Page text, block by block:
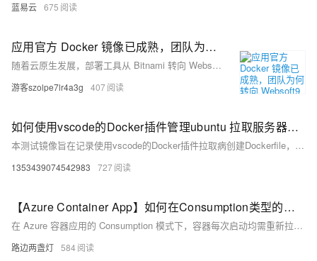
蓝易云 675
应用官方 Docker 镜像已成熟，团队为何转向 Websoft9 而不再依赖 Bitnami
随着云原生发展，部署工具从 Bitnami 转向 Websoft9。后者基于官方镜像，提供多应用编排与统一运维，提升部署效率与维护能力，适合多系统协同场景。
游客szolpe7lr4a3g 407
如何使用vscode的Docker插件管理ubuntu 拉取服务器的镜像以及创建容器
本测试镜像旨在记录使用vscode的Docker插件拉取病创建Dockerfile，以及拉取镜像。
1353439074542983 727
【Azure Container App】如何在Consumption类型的容器应用环境中缓存Docker镜像
在 Azure 容器应用的 Consumption 模式下，容器每次启动均需重新拉取镜像，导致冷启动延迟。本文分析该机制，并提出优化方案：使用 ACR 区域复制加速镜像拉取、优化镜像体积、设置最小副本数减少冷启动频率，或切换至 Dedicated 模式实现镜像缓存，以提升容器启动效率和应用响应速度。
路边两盏灯 584